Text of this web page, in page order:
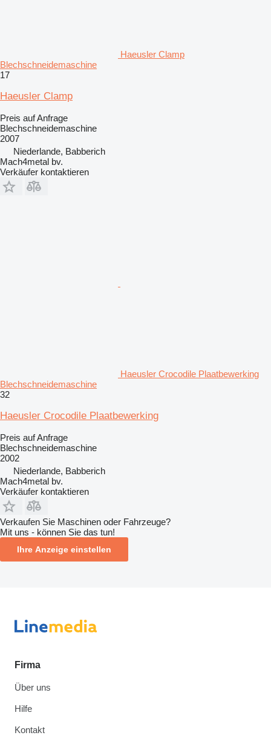
Haeusler Clamp
Blechschneidemaschine
17
Haeusler Clamp
Preis auf Anfrage
Blechschneidemaschine
2007
Niederlande, Babberich
Mach4metal bv.
Verkäufer kontaktieren
Haeusler Crocodile Plaatbewerking
Blechschneidemaschine
32
Haeusler Crocodile Plaatbewerking
Preis auf Anfrage
Blechschneidemaschine
2002
Niederlande, Babberich
Mach4metal bv.
Verkäufer kontaktieren
Verkaufen Sie Maschinen oder Fahrzeuge?
Mit uns - können Sie das tun!
Ihre Anzeige einstellen
Firma
Über uns
Hilfe
Kontakt